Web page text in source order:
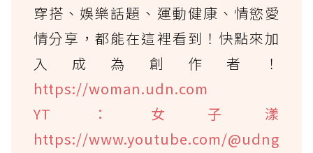
穿搭、娛樂話題、運動健康、情慾愛
情分享，都能在這裡看到！快點來加
入成為創作者！
https://woman.udn.com
YT：女子漾
https://www.youtube.com/@udng